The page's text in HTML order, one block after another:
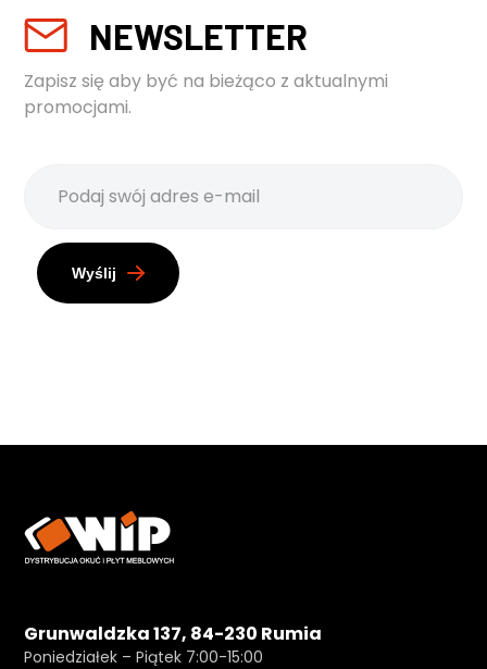
NEWSLETTER
Zapisz się aby być na bieżąco z aktualnymi
promocjami.
Wyślij
Grunwaldzka 137, 84-230 Rumia
Poniedziałek – Piątek 7:00-15:00